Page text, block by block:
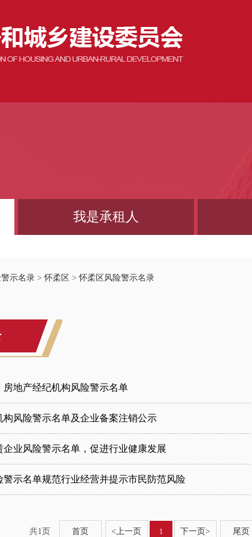
我是承租人
示名录 >怀柔区 >怀柔区风险警示名录
房地产经纪机构风险警示名单
风险警示名单及企业备案注销公示
业风险警示名单，促进行业健康发展
示名单规范行业经营并提示市民防范风险
共1页 首页 <上一页 1 下一页> 尾页